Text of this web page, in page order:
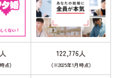
点)
122,776人
(※2025年1月時点)